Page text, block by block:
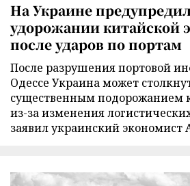
На Украине
удорожании китайской
после ударов по портам
После разрушения портовой
Одессе Украина может
существенным подорожанием
из-за изменения
заявил украинский экономист